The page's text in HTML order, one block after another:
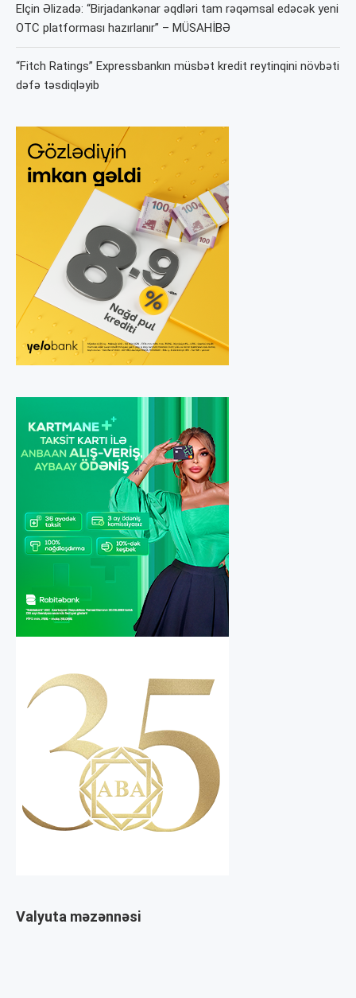
Elçin Əlizadə: “Birjadankənar əqdləri tam rəqəmsal edəcək yeni
OTC platforması hazırlanır” – MÜSAHİBƏ
“Fitch Ratings” Expressbankın müsbət kredit reytinqini növbəti
dəfə təsdiqləyib
Valyuta məzənnəsi